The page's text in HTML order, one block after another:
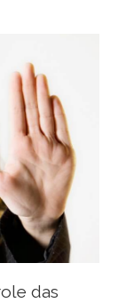
das